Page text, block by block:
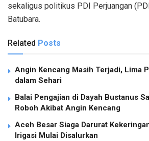
sekaligus politikus PDI Perjuangan
Batubara.
Related Posts
Angin Kencang Masih Terjadi, Lima
dalam Sehari
Balai Pengajian di Dayah Bustanus
Roboh Akibat Angin Kencang
Aceh Besar Siaga Darurat
Irigasi Mulai Disalurkan